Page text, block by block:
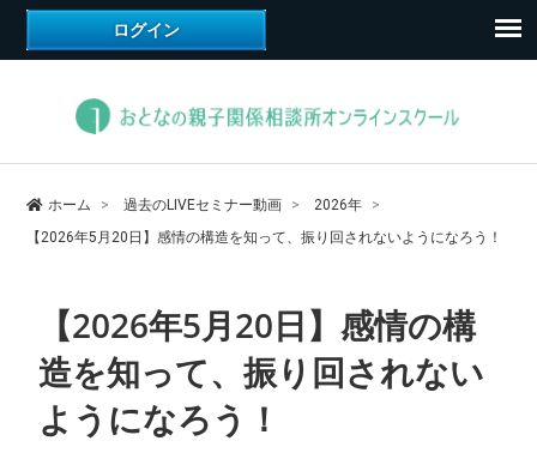
ホーム 過去のLIVEセミナー動画
2026年
【2026年5月20日】感情の構造を知って、振り回されないようになろう！
【2026年5月20日】感情の構
造を知って、振り回されない
ようになろう！